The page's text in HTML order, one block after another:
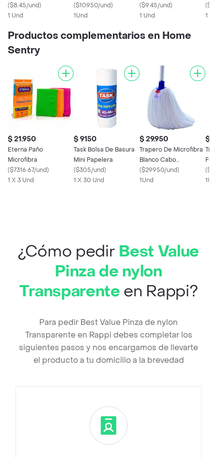
F01494
($8.45/und)
1 Und
($10950/und)
1Und
F01441Cp
($9.45/und)
1 Und
(
1
Productos complementarios en Home
Sentry
$ 21.950
Eterna Paño
Microfibra
($7316.67/und)
1 X 3 Und
$ 9150
Task Bolsa De Basura
Mini Papelera
($305/und)
1 X 30 Und
$ 29.950
Trapero De Microfibra
Blanco Cabo
Laminado
($29950/und)
1Und
$
(
¿Cómo pedir Best Value
Pinza de nylon
Transparente en Rappi?
Para pedir Best Value Pinza de nylon
Transparente en Rappi debes completar los
siguientes pasos y nos encargamos de llevarte
el producto a tu domicilio a la brevedad